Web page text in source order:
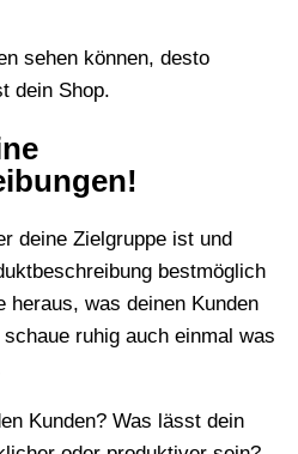
sehen können, desto
dein Shop.
deine Zielgruppe ist und
bestmöglich
heraus, was deinen Kunden
ruhig auch einmal was
Kunden? Was lässt dein